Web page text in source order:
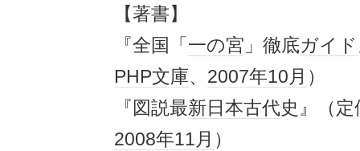
【著書】
『全国「 一の宮 」徹底ガイド
PHP文庫、 2007年10月 ）
『図説最新日本古代史』（
2008年11月 ）